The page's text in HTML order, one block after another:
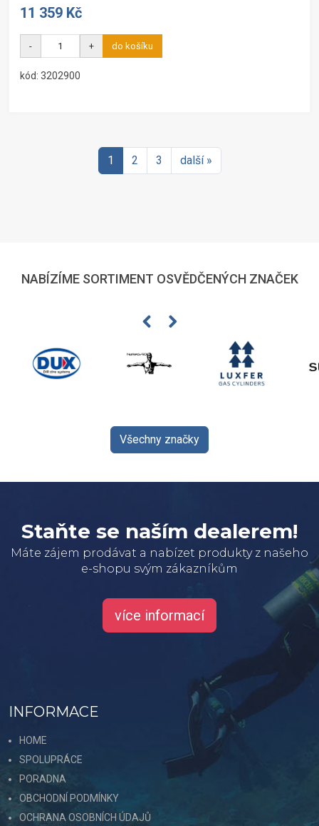
11 359 Kč
- + do košíku
kód: 3202900
1 2 3 další »
NABÍZÍME SORTIMENT OSVĚDČENÝCH ZNAČEK
Všechny značky
Staňte se naším dealerem!
Máte zájem prodávat a nabízet produkty z našeho
e-shopu svým zákazníkům
více informací
INFORMACE
HOME
SPOLUPRÁCE
PORADNA
OBCHODNÍ PODMÍNKY
OCHRANA OSOBNÍCH ÚDAJŮ